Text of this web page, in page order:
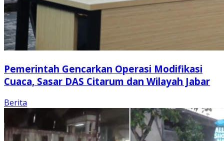
Pemerintah Gencarkan Operasi Modifikasi
Cuaca, Sasar DAS Citarum dan Wilayah Jabar
Berita